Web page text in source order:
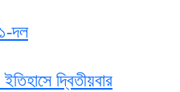
দল
দ্বিতীয়বার